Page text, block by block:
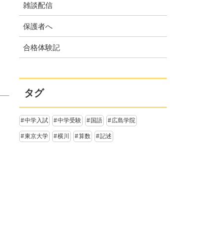
雑談配信
保護者へ
合格体験記
タグ
中学入試 中学受験 国語 広島学院
東京大学 横川 算数 記述